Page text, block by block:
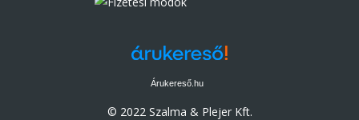
Árukereső.hu
© 2022 Szalma & Plejer Kft.